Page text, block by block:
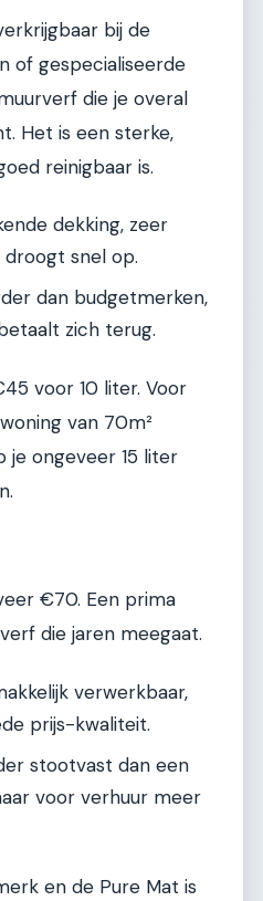
bij de
of gespecialiseerde
die je overal
Het is een sterke,
reinigbaar is.
dekking, zeer
snel op.
dan budgetmerken,
zich terug.
voor 10 liter. Voor
van 70m²
je ongeveer 15 liter
€70. Een prima
die jaren meegaat.
verwerkbaar,
prijs-kwaliteit.
stootvast dan een
voor verhuur meer
en de Pure Mat is